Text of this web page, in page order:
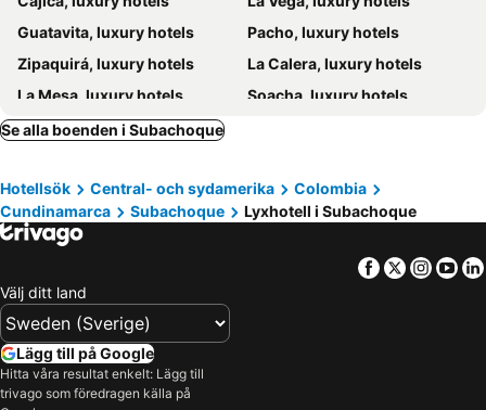
Guatavita, luxury hotels
Pacho, luxury hotels
Zipaquirá, luxury hotels
La Calera, luxury hotels
La Mesa, luxury hotels
Soacha, luxury hotels
Sasaima, luxury hotels
Suesca, luxury hotels
Sutatausa, luxury hotels
San Francisco, luxury hotels
Se alla boenden i Subachoque
Hotellsök Central- och sydamerika
Colombia
Cundinamarca
Subachoque Lyxhotell i Subachoque
Facebook
Twitter
Välj ditt land
Lägg till på Google
Hitta våra resultat enkelt: Lägg till
trivago som föredragen källa på